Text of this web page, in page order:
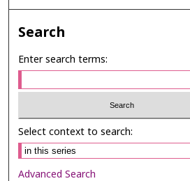
Search
Enter search terms:
Select context to search:
Advanced Search